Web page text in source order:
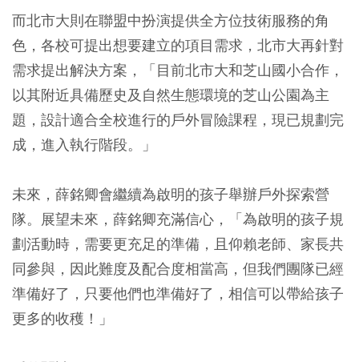
而北市大則在聯盟中扮演提供全方位技術服務的角
色，各校可提出想要建立的項目需求，北市大再針對
需求提出解決方案，「目前北市大和芝山國小合作，
以其附近具備歷史及自然生態環境的芝山公園為主
題，設計適合全校進行的戶外冒險課程，現已規劃完
成，進入執行階段。」
未來，薛銘卿會繼續為啟明的孩子舉辦戶外探索營
隊。展望未來，薛銘卿充滿信心，「為啟明的孩子規
劃活動時，需要更充足的準備，且仰賴老師、家長共
同參與，因此難度及配合度相當高，但我們團隊已經
準備好了，只要他們也準備好了，相信可以帶給孩子
更多的收穫！」